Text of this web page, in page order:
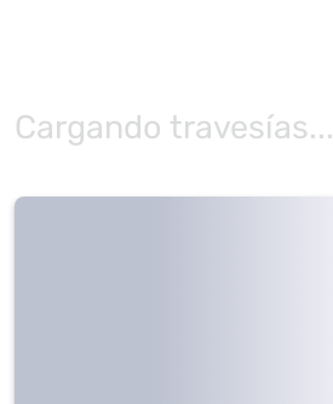
Cargando travesías...